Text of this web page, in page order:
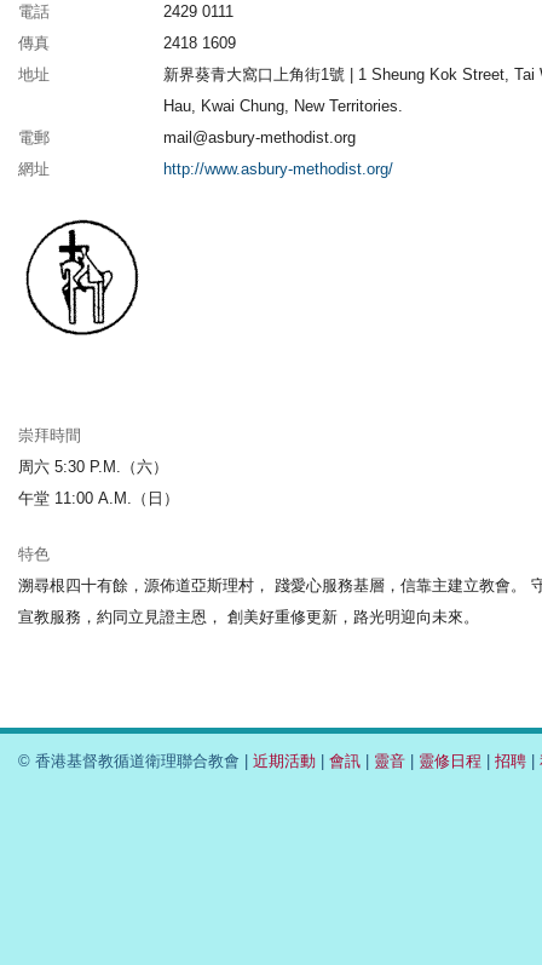
電話
2429 0111
傳真
2418 1609
地址
新界葵青大窩口上角街1號 | 1 Sheung Kok Street, Tai
Hau, Kwai Chung, New Territories.
電郵
mail@asbury-methodist.org
網址
http://www.asbury-methodist.org/
崇拜時間
周六 5:30 P.M.（六）
午堂 11:00 A.M.（日）
特色
溯尋根四十有餘，源佈道亞斯理村， 踐愛心服務基層，信靠主建立教會。
宣教服務，約同立見證主恩， 創美好重修更新，路光明迎向未來。
© 香港基督教循道衛理聯合教會 | 近期活動 會訊 靈音 靈修日程 招聘